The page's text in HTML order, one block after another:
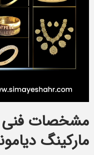
مشخصات فنی
مارکینگ